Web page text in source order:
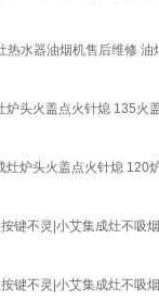
水器油烟机售后维修 油
炉头火盖点火针熄 135火
灶炉头火盖点火针熄 120
键不灵|小艾集成灶不吸
键不灵|小艾集成灶不吸